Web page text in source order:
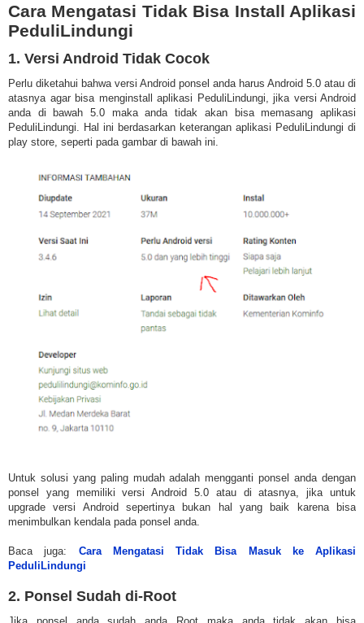
Cara Mengatasi Tidak Bisa Install Aplikasi
PeduliLindungi
1. Versi Android Tidak Cocok
Perlu diketahui bahwa versi Android ponsel anda harus Android 5.0 atau di
atasnya agar bisa menginstall aplikasi PeduliLindungi, jika versi Android
anda di bawah 5.0 maka anda tidak akan bisa memasang aplikasi
PeduliLindungi. Hal ini berdasarkan keterangan aplikasi PeduliLindungi di
play store, seperti pada gambar di bawah ini.
Untuk solusi yang paling mudah adalah mengganti ponsel anda dengan
ponsel yang memiliki versi Android 5.0 atau di atasnya, jika untuk
upgrade versi Android sepertinya bukan hal yang baik karena bisa
menimbulkan kendala pada ponsel anda.
Baca juga: Cara Mengatasi Tidak Bisa Masuk ke Aplikasi
PeduliLindungi
2. Ponsel Sudah di-Root